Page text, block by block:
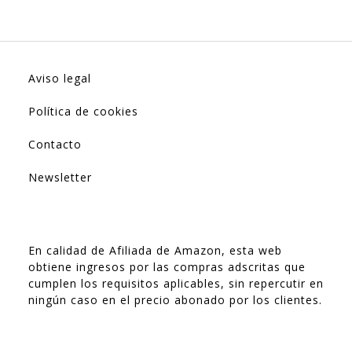
Aviso legal
Política de cookies
Contacto
Newsletter
En calidad de Afiliada de Amazon, esta web
obtiene ingresos por las compras adscritas que
cumplen los requisitos aplicables, sin repercutir en
ningún caso en el precio abonado por los clientes.